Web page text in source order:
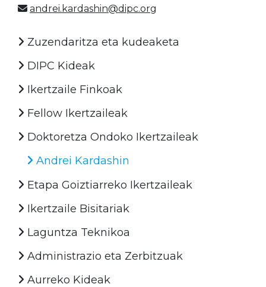
andrei.kardashin@dipc.org
Zuzendaritza eta kudeaketa
DIPC Kideak
Ikertzaile Finkoak
Fellow Ikertzaileak
Doktoretza Ondoko Ikertzaileak
Andrei Kardashin
Etapa Goiztiarreko Ikertzaileak
Ikertzaile Bisitariak
Laguntza Teknikoa
Administrazio eta Zerbitzuak
Aurreko Kideak